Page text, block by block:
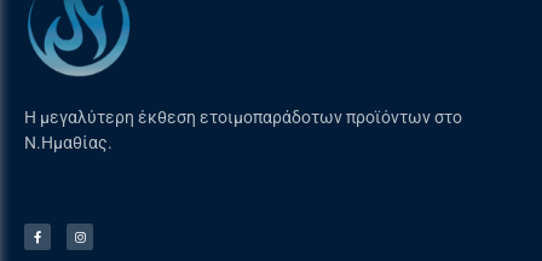
Η μεγαλύτερη έκθεση ετοιμοπαράδοτων προϊόντων στο
Ν.Ημαθίας.